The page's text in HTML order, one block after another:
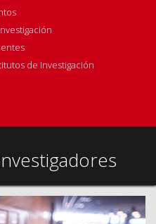
de Investigación